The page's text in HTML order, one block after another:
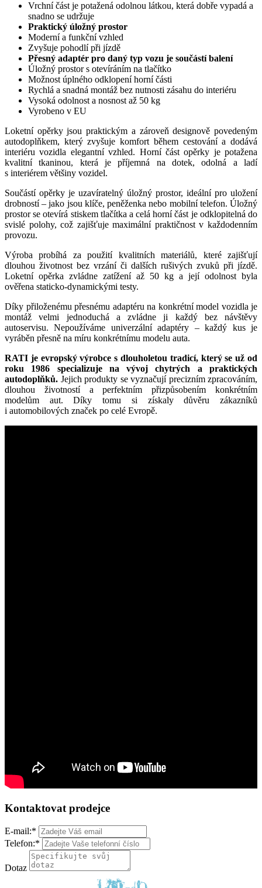
Vrchní část je potažená odolnou látkou, která dobře vypadá a
snadno se udržuje
Praktický úložný prostor
Moderní a funkční vzhled
Zvyšuje pohodlí při jízdě
Přesný adaptér pro daný typ vozu je součástí balení
Úložný prostor s otevíráním na tlačítko
Možnost úplného odklopení horní části
Rychlá a snadná montáž bez nutnosti zásahu do interiéru
Vysoká odolnost a nosnost až 50 kg
Vyrobeno v EU
Loketní opěrky jsou praktickým a zároveň designově povedeným
autodoplňkem, který zvyšuje komfort během cestování a dodává
interiéru vozidla elegantní vzhled. Horní část opěrky je potažena
kvalitní tkaninou, která je příjemná na dotek, odolná a ladí
s interiérem většiny vozidel.
Součástí opěrky je uzavíratelný úložný prostor, ideální pro uložení
drobností – jako jsou klíče, peněženka nebo mobilní telefon. Úložný
prostor se otevírá stiskem tlačítka a celá horní část je odklopitelná do
svislé polohy, což zajišťuje maximální praktičnost v každodenním
provozu.
Výroba probíhá za použití kvalitních materiálů, které zajišťují
dlouhou životnost bez vrzání či dalších rušivých zvuků při jízdě.
Loketní opěrka zvládne zatížení až 50 kg a její odolnost byla
ověřena staticko-dynamickými testy.
Díky přiloženému přesnému adaptéru na konkrétní model vozidla je
montáž velmi jednoduchá a zvládne ji každý bez návštěvy
autoservisu. Nepoužíváme univerzální adaptéry – každý kus je
vyráběn přesně na míru konkrétnímu modelu auta.
RATI je evropský výrobce s dlouholetou tradicí, který se už od
roku 1986 specializuje na vývoj chytrých a praktických
autodoplňků. Jejich produkty se vyznačují precizním zpracováním,
dlouhou životností a perfektním přizpůsobením konkrétním
modelům aut. Díky tomu si získaly důvěru zákazníků
i automobilových značek po celé Evropě.
Kontaktovat prodejce
E-mail:*
Telefon:*
Dotaz